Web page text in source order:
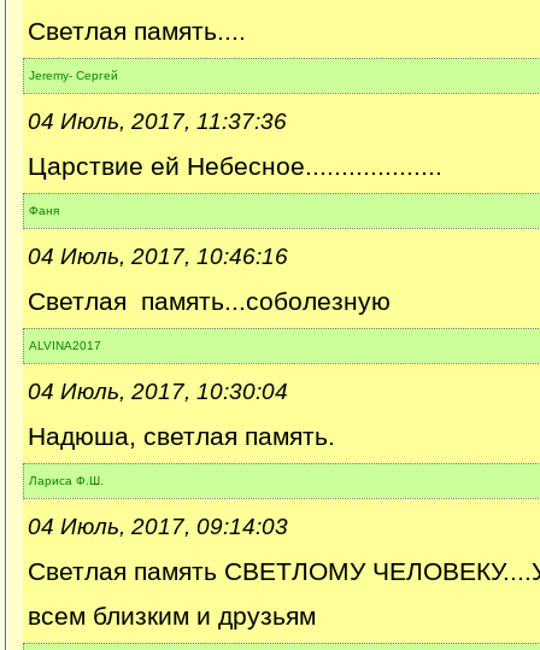
Светлая память....
Jeremy- Сергей
04 Июль, 2017, 11:37:36
Царствие ей Небесное...................
Фаня
04 Июль, 2017, 10:46:16
Светлая память...соболезную
ALVINA2017
04 Июль, 2017, 10:30:04
Надюша, светлая память.
Лариса Ф.Ш.
04 Июль, 2017, 09:14:03
Светлая память СВЕТЛОМУ
всем близким и друзьям